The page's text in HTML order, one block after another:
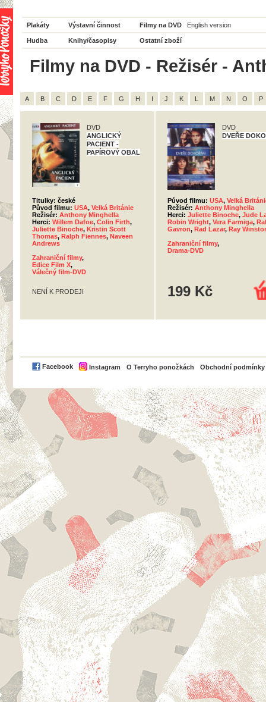
Plakáty Výstavní činnost Filmy na DVD English version
Hudba Knihy/časopisy Ostatní zboží
Filmy na DVD - Režisér -
A B C D E F G H I J K L M N O P
DVD
ANGLICKÝ
PACIENT -
PAPÍROVÝ OBAL
Titulky: české
Původ filmu: USA, Velká Británie
Režisér: Anthony Minghella
Herci: Willem Dafoe, Colin Firth,
Juliette Binoche, Kristin Scott
Thomas, Ralph Fiennes, Naveen
Andrews
Zahraniční filmy,
Edice Film X,
Válečný film-DVD
NENÍ K PRODEJI
DVD
DVEŘE
Původ filmu: USA, Velká
Režisér: Anthony Minghella
Herci: Juliette Binoche, Jude
Robin Wright, Vera Farmiga,
Gavron, Rad Lazar, Ray
Zahraniční filmy,
Drama-DVD
199 Kč
Facebook Instagram O Terryho ponožkách Obchodní podmínky
PayPal